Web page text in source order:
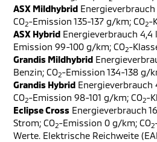
ASX Mildhybrid
CO2-Emission 135-137 g/km; CO2-
ASX Hybrid Energieverbrauch 4,4
Emission 99-100 g/km; CO2-
Grandis Mildhybrid
Benzin; CO2-Emission 134-138 g/
Grandis Hybrid Energieverbrauch
CO2-Emission 98-101 g/km; CO2-
Eclipse Cross Energieverbrauch
Strom; CO2-Emission 0 g/km; CO2
Werte. Elektrische Reichweite